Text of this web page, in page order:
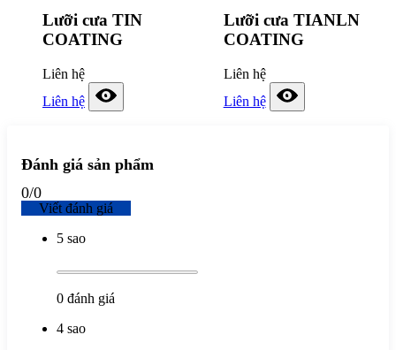
Lưỡi cưa TIN
COATING
Liên hệ
Liên hệ
Lưỡi cưa TIANLN
COATING
Liên hệ
Liên hệ
Đánh giá sản phẩm
0/0
Viết đánh giá
5 sao
0 đánh giá
4 sao